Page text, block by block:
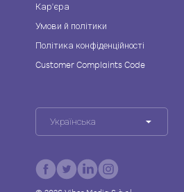
Кар'єра
Умови й політики
Політика конфіденційності
Customer Complaints Code
Українська